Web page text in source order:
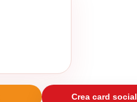
Crea card social